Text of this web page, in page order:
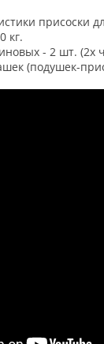
присоски
кг.
- 2 шт. (2х
(подушек-